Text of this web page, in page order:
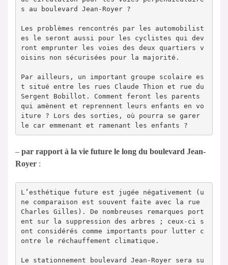
s au boulevard Jean-Royer ?
Les problèmes rencontrés par les automobilist
es le seront aussi pour les cyclistes qui dev
ront emprunter les voies des deux quartiers v
oisins non sécurisées pour la majorité.
Par ailleurs, un important groupe scolaire es
t situé entre les rues Claude Thion et rue du
Sergent Bobillot. Comment feront les parents
qui amènent et reprennent leurs enfants en vo
iture ? Lors des sorties, où pourra se garer
le car emmenant et ramenant les enfants ?
– par rapport à la vie future le long du boulevard Jean-
Royer :
L’esthétique future est jugée négativement (u
ne comparaison est souvent faite avec la rue
Charles Gilles). De nombreuses remarques port
ent sur la suppression des arbres ; ceux-ci s
ont considérés comme importants pour lutter c
ontre le réchauffement climatique.
Le stationnement boulevard Jean-Royer sera su